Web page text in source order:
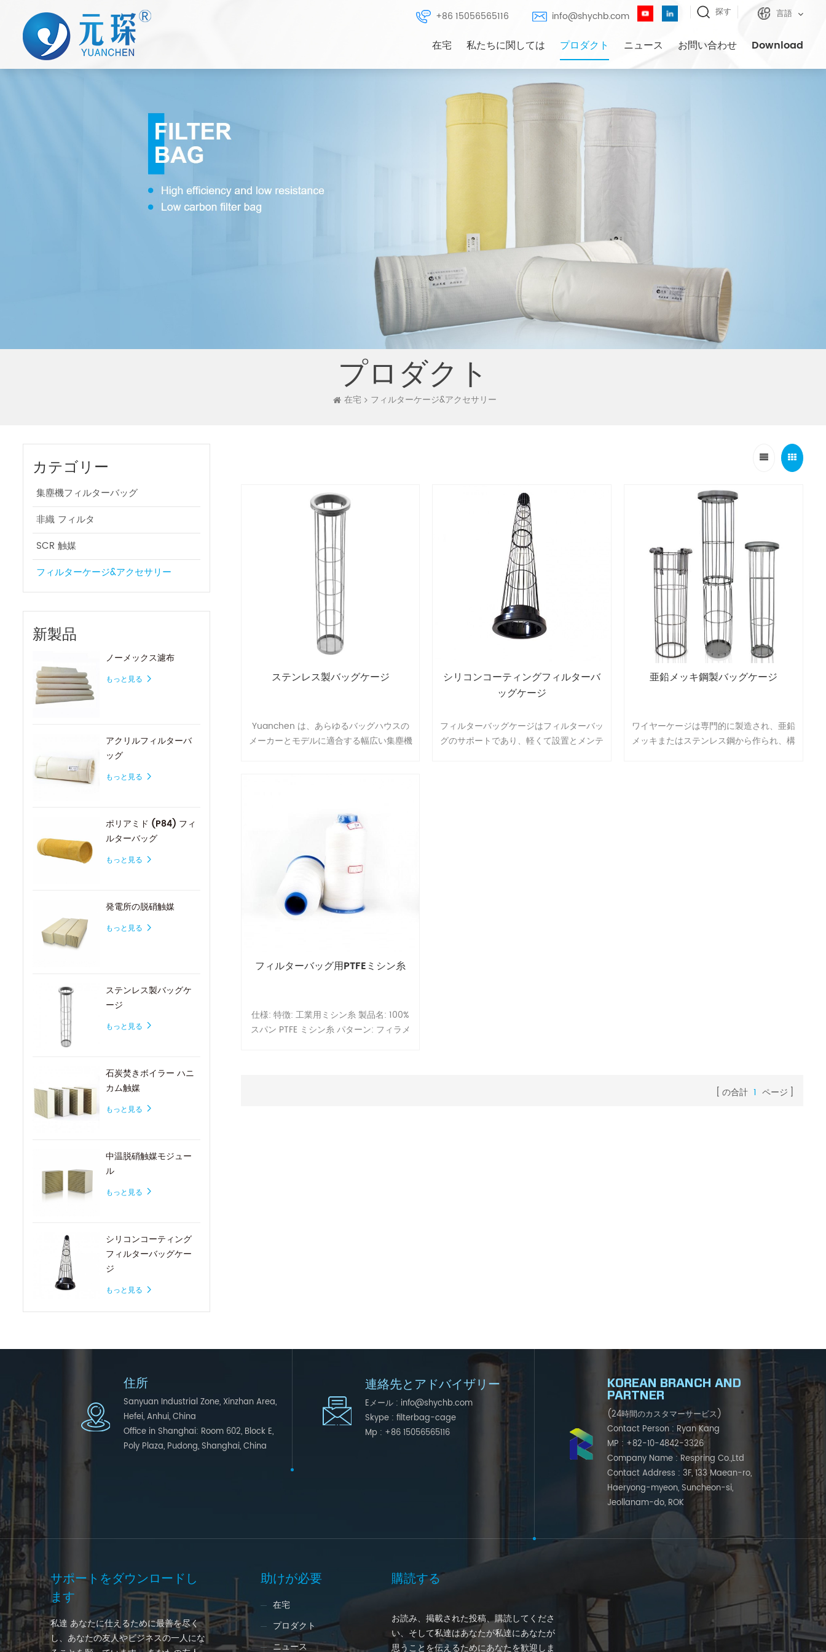
+86 15056565116 info@shychb.com 探す 言語
在宅 私たちに関しては プロダクト ニュース お問い合わせ Download
プロダクト
在宅 フィルターケージ&アクセサリー
カテゴリー
集塵機フィルターバッグ
非織 フィルタ
SCR 触媒
フィルターケージ&アクセサリー
新製品
ノーメックス濾布
もっと見る
アクリルフィルターバ
ッグ
もっと見る
ポリアミド (P84) フィ
ルターバッグ
もっと見る
発電所の脱硝触媒
もっと見る
ステンレス製バッグケ
ージ
もっと見る
石炭焚きボイラー ハニ
カム触媒
もっと見る
中温脱硝触媒モジュー
ル
もっと見る
シリコンコーティング
フィルターバッグケー
ジ
もっと見る
ステンレス製バッグケージ
Yuanchen は、あらゆるバッグハウスの
メーカーとモデルに適合する幅広い集塵機
シリコンコーティングフィルターバ
ッグケージ
フィルターバッグケージはフィルターバッ
グのサポートであり、軽くて設置とメンテ
亜鉛メッキ鋼製バッグケージ
ワイヤーケージは専門的に製造され、亜鉛
メッキまたはステンレス鋼から作られ、構
フィルターバッグ用PTFEミシン糸
仕様: 特徴: 工業用ミシン糸 製品名: 100%
スパン PTFE ミシン糸 パターン: フィラメ
の合計 1 ページ
住所
Sanyuan Industrial Zone, Xinzhan Area,
Hefei, Anhui, China
Office in Shanghai: Room 602, Block E,
Poly Plaza, Pudong, Shanghai, China
連絡先とアドバイザリー
Eメール : info@shychb.com
Skype :filterbag-cage
Mp : +86 15056565116
KOREAN BRANCH AND
PARTNER
(24時間のカスタマーサービス)
Contact Person : Ryan Kang
MP : +82-10-4842-3326
Company Name : Respring Co.,Ltd
Contact Address : 3F, 133 Maean-ro,
Haeryong-myeon, Suncheon-si,
Jeollanam-do, ROK
サポートをダウンロードし
ます
私達 あなたに仕えるために最善を尽く
し、あなたの友人やビジネスの一人にな
助けが必要
在宅
プロダクト
ニュース
購読する
お読み、掲載された投稿、購読してくださ
い、そして私達はあなたが私達にあなたが
思うことを伝えるためにあなたを歓迎しま